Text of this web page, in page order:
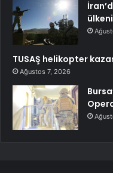
TUSAŞ helikopter
Ağustos 7, 2026